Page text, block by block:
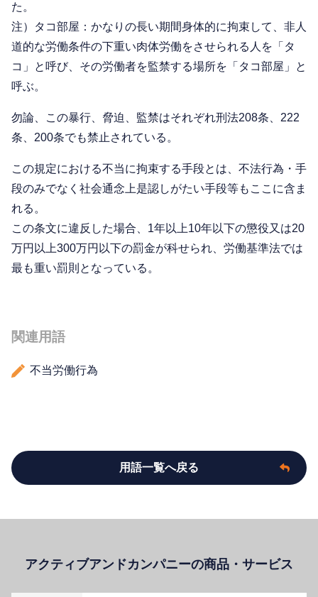
た。
注）タコ部屋：かなりの長い期間身体的に拘束して、非人
道的な労働条件の下重い肉体労働をさせられる人を「タ
コ」と呼び、その労働者を監禁する場所を「タコ部屋」と
呼ぶ。
勿論、この暴行、脅迫、監禁はそれぞれ刑法208条、222
条、200条でも禁止されている。
この規定における不当に拘束する手段とは、不法行為・手
段のみでなく社会通念上是認しがたい手段等もここに含ま
れる。
この条文に違反した場合、1年以上10年以下の懲役又は20
万円以上300万円以下の罰金が科せられ、労働基準法では
最も重い罰則となっている。
関連用語
不当労働行為
用語一覧へ戻る
アクティブアンドカンパニーの商品・サービス